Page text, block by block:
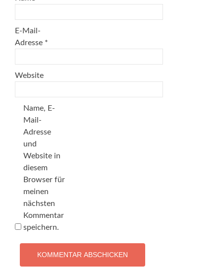
E-Mail-
Adresse *
Website
Name, E-
Mail-
Adresse
und
Website in
diesem
Browser für
meinen
nächsten
Kommentar
speichern.